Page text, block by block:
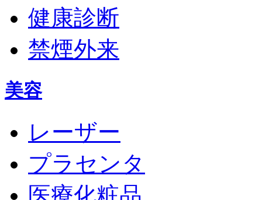
健康診断
禁煙外来
美容
レーザー
プラセンタ